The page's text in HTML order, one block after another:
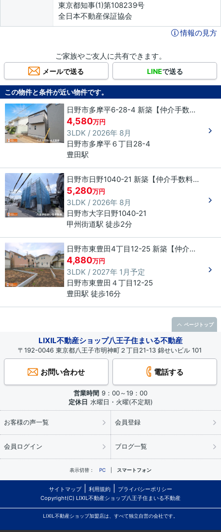
東京都知事(1)第108239号
全日本不動産保証協会
情報の見方
ご家族やご友人に共有できます。
メールで送る LINEで送る
この物件と条件が近い物件です。
日野市多摩平6-28-4 新築【仲介手数料無料】
4,580万円
3LDK / 2026年 8月
日野市多摩平６丁目 28-4
豊田駅
日野市日野1040-21 新築【仲介手数料無料】
5,280万円
3LDK / 2026年 8月
日野市大字日野1040-21
甲州街道駅 徒歩2分
日野市東豊田4丁目12-25 新築【仲介手数料無料】
4,880万円
3LDK / 2027年 1月予定
日野市東豊田 ４丁目 12-25
豊田駅 徒歩16分
LIXIL不動産ショップ八王子住まいる不動産
〒192-0046 東京都八王子市明神町２丁目21-13 錦せいビル 101
お問い合わせ 電話する
営業時間 9：00～19：00
定休日 水曜日・火曜(不定期)
お客様の声一覧 会員登録
会員ログイン ブログ一覧
表示切替： PC スマートフォン
サイトマップ 利用規約
プライバシーポリシー
Copyright(C) LIXIL不動産ショップ八王子住まいる不動産
LIXIL不動産ショップ加盟店は、すべて独立自営の会社です。
ページトップ